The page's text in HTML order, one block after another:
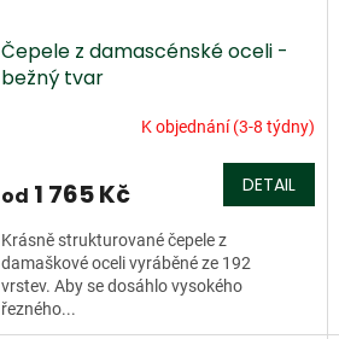
Čepele z damascénské oceli -
bežný tvar
K objednání (3-8 týdny)
od 1 765 Kč DETAIL
Krásně strukturované čepele z
damaškové oceli vyráběné ze 192
vrstev. Aby se dosáhlo vysokého
řezného...